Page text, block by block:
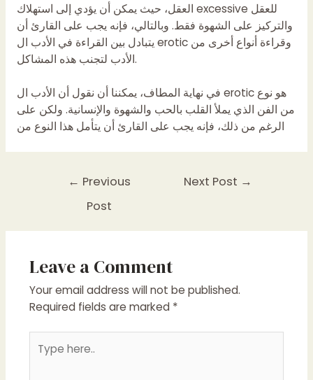
العقل، حيث يمكن أن يؤدي إلى استهلاك excessive للعقل
والتركيز على الشهوة فقط. وبالتالي، فإنه يجب على القارئ أن
يتبادل بين القراءة في الأدب ال erotic وقراءة أنواع أخرى من
الأدب لتجنب هذه المشاكل.
في نهاية المطاف، يمكننا أن نقول أن الأدب ال erotic هو نوع
من الفن الذي يملأ القلب بالحب والشهوة والإنسانية. ولكن على
الرغم من ذلك، فإنه يجب على القارئ أن يتأمل هذا النوع من
← Previous
Post
Next Post →
Leave a Comment
Your email address will not be published.
Required fields are marked *
here..